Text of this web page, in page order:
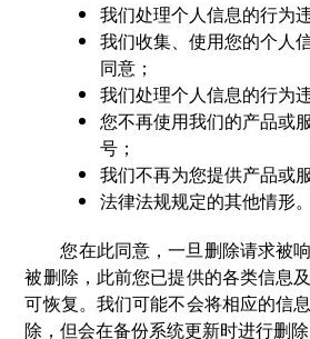
我们处理个人信息的行为
我们收集、使用您的个人
同意；
我们处理个人信息的行为
您不再使用我们的产品或
号；
我们不再为您提供产品或
法律法规规定的其他情形。
您在此同意，一旦删除请求被
被删除，此前您已提供的各类信息
可恢复。我们可能不会将相应的信
除，但会在备份系统更新时进行删除